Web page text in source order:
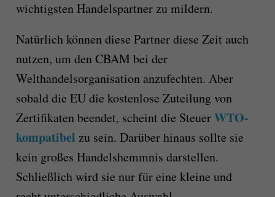
wichtigsten Handelspartner zu mildern.
Natürlich können diese Partner diese Zeit auch
nutzen, um den CBAM bei der
Welthandelsorganisation anzufechten. Aber
sobald die EU die kostenlose Zuteilung von
Zertifikaten beendet, scheint die SteuerWTO-
kompatibel zu sein. Darüber hinaus sollte sie
kein großes Handelshemmnis darstellen.
Schließlich wird sie nur für eine kleine und